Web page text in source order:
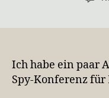
Ich habe ein paar
Spy-Konferenz